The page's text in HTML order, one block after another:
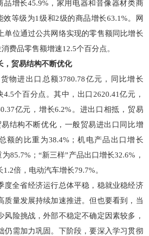
品增长45.9%，家用电器和音像器材类商
效等级为1级和2级的商品增长63.1%。网
单位通过公共网络实现的零售额同比增长
费品零售额增速12.5个百分点。
贸易结构不断优化
物进出口总额3780.78亿元，同比增长
4.5个百分点。其中，出口2620.41亿元，
亿元，增长6.2%。进出口相抵，贸易
结构不断优化，一般贸易进出口同比增
额的比重为38.4%；机电产品出口增长
85.7%；“新三样”产品出口增长32.6%，
倍，电动汽车增长79.7%。
度全省经济运行总体平稳，稳就业稳经济
质量发展持续加速推进。但也要看到，当
风险挑战，外部不稳定不确定因素较多，
仍需加力巩固。下阶段，要深入学习贯彻